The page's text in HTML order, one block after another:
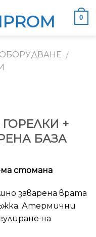
0
/
+
БАЗА
стомана
заварена врата
Атермични
на